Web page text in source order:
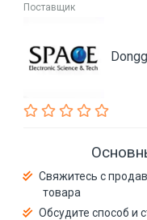
Поставщик
Свяжитесь с
товара
Обсудите способ и